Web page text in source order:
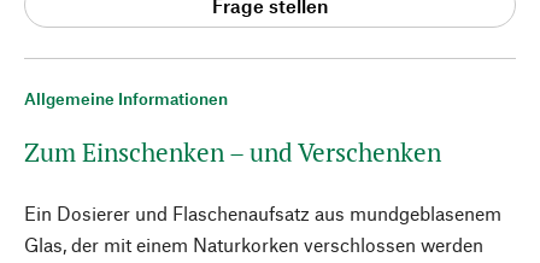
Allgemeine Informationen
Zum Einschenken – und Verschenken
Ein Dosierer und Flaschenaufsatz aus mundgeblasenem
Glas, der mit einem Naturkorken verschlossen werden
Frage stellen